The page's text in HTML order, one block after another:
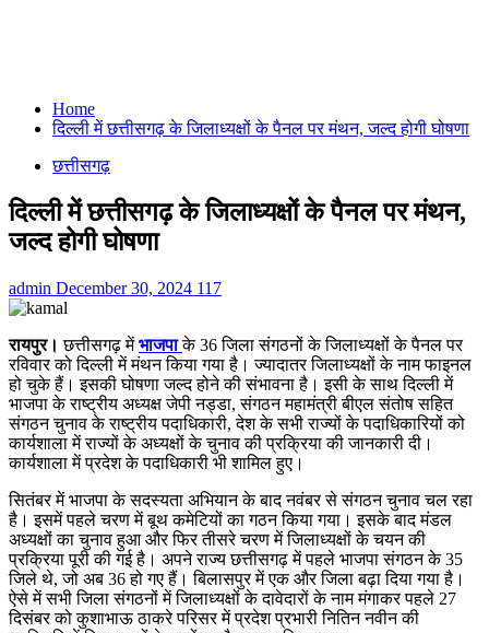
Home
दिल्ली में छत्तीसगढ़ के जिलाध्यक्षों के पैनल पर मंथन, जल्द होगी घोषणा
छत्तीसगढ़
दिल्ली में छत्तीसगढ़ के जिलाध्यक्षों के पैनल पर मंथन,
जल्द होगी घोषणा
admin December 30, 2024 117
रायपुर।छत्तीसगढ़ मेंभाजपा के 36 जिला संगठनों के जिलाध्यक्षों के पैनल पर
रविवार को दिल्ली में मंथन किया गया है। ज्यादातर जिलाध्यक्षों के नाम फाइनल
हो चुके हैं। इसकी घोषणा जल्द होने की संभावना है। इसी के साथ दिल्ली में
भाजपा के राष्ट्रीय अध्यक्ष जेपी नड्डा, संगठन महामंत्री बीएल संतोष सहित
संगठन चुनाव के राष्ट्रीय पदाधिकारी, देश के सभी राज्यों के पदाधिकारियों को
कार्यशाला में राज्यों के अध्यक्षों के चुनाव की प्रक्रिया की जानकारी दी।
कार्यशाला में प्रदेश के पदाधिकारी भी शामिल हुए।
सितंबर में भाजपा के सदस्यता अभियान के बाद नवंबर से संगठन चुनाव चल रहा
है। इसमें पहले चरण में बूथ कमेटियों का गठन किया गया। इसके बाद मंडल
अध्यक्षों का चुनाव हुआ और फिर तीसरे चरण में जिलाध्यक्षों के चयन की
प्रक्रिया पूरी की गई है। अपने राज्य छत्तीसगढ़ में पहले भाजपा संगठन के 35
जिले थे, जो अब 36 हो गए हैं। बिलासपुर में एक और जिला बढ़ा दिया गया है।
ऐसे में सभी जिला संगठनों में जिलाध्यक्षों के दावेदारों के नाम मंगाकर पहले 27
दिसंबर को कुशाभाऊ ठाकरे परिसर में प्रदेश प्रभारी नितिन नवीन की